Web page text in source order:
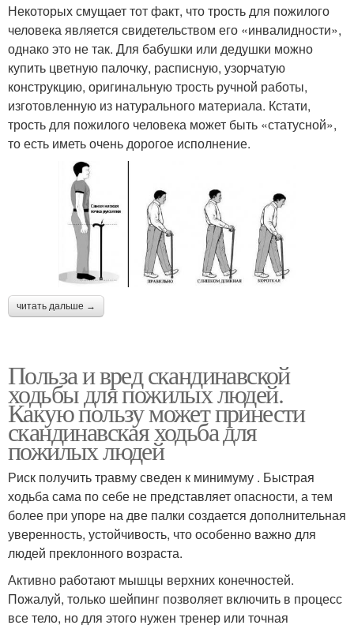
Некоторых смущает тот факт, что трость для пожилого
человека является свидетельством его «инвалидности»,
однако это не так. Для бабушки или дедушки можно
купить цветную палочку, расписную, узорчатую
конструкцию, оригинальную трость ручной работы,
изготовленную из натурального материала. Кстати,
трость для пожилого человека может быть «статусной»,
то есть иметь очень дорогое исполнение.
читать дальше →
Польза и вред скандинавской
ходьбы для пожилых людей.
Какую пользу может принести
скандинавская ходьба для
пожилых людей
Риск получить травму сведен к минимуму . Быстрая
ходьба сама по себе не представляет опасности, а тем
более при упоре на две палки создается дополнительная
уверенность, устойчивость, что особенно важно для
людей преклонного возраста.
Активно работают мышцы верхних конечностей.
Пожалуй, только шейпинг позволяет включить в процесс
все тело, но для этого нужен тренер или точная